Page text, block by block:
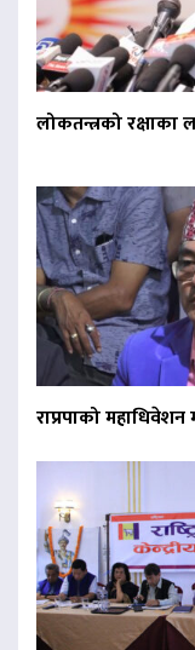
लोकतन्त्रको
राप्रपाको